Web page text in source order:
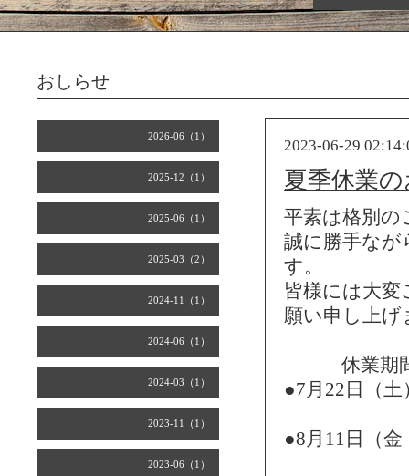
2026-06（1）
2025-12（1）
2025-06（1）
2025-03（2）
2024-11（1）
2024-06（1）
2024-03（1）
2023-11（1）
2023-06（1）
おしらせ
2023-06-29
夏季休業
平素は格別の
誠に勝手なが
す。
皆様には大
願い申し上げ
休業期
●7月22日（
●8月11日（